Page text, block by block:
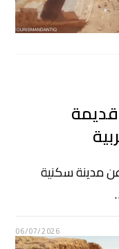
مدينة سكنية
06/07/2026